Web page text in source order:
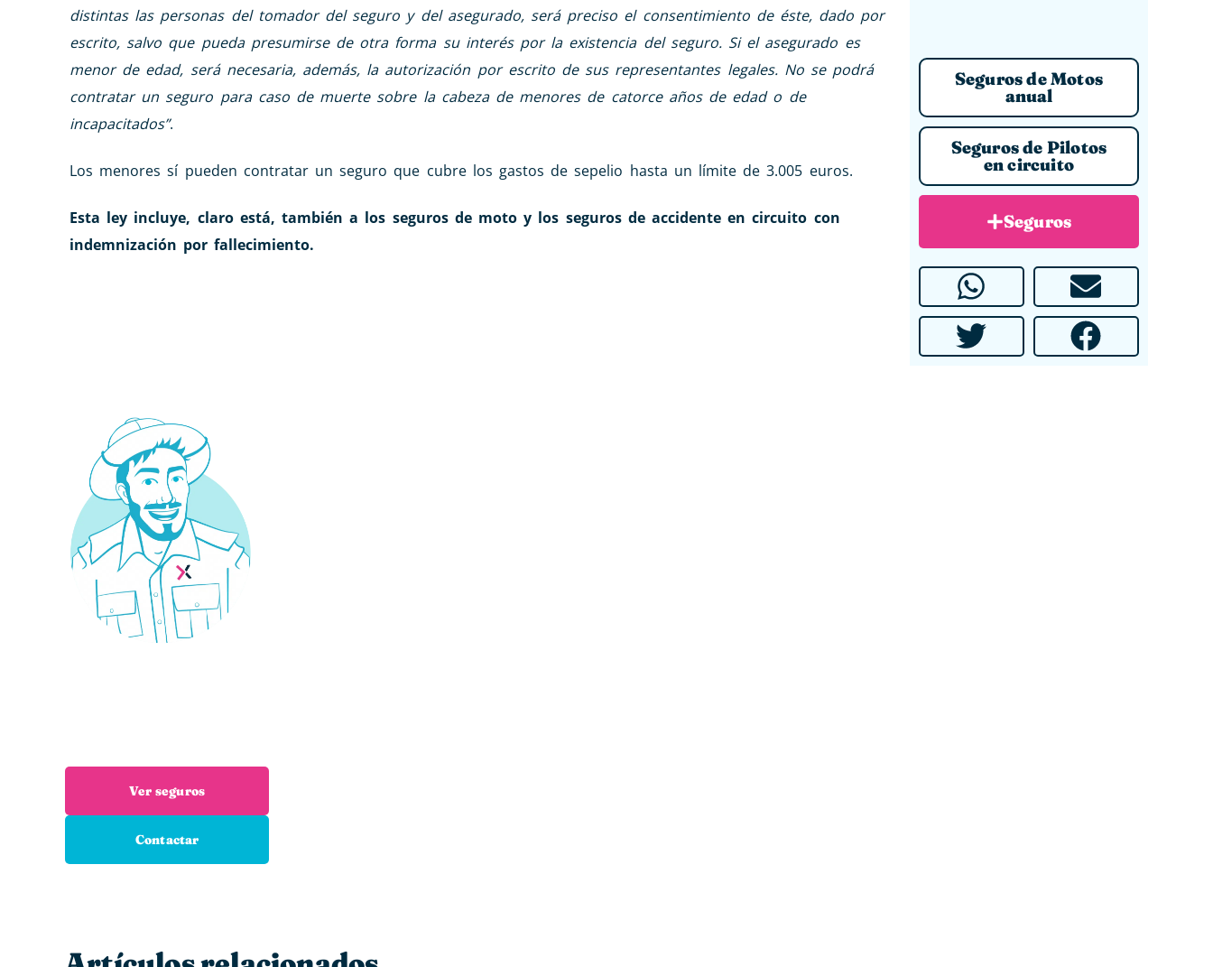
distintas las personas del tomador del seguro y del asegurado, será preciso el consentimiento de éste, dado por
escrito, salvo que pueda presumirse de otra forma su interés por la existencia del seguro. Si el asegurado es
menor de edad, será necesaria, además, la autorización por escrito de sus representantes legales. No se podrá
contratar un seguro para caso de muerte sobre la cabeza de menores de catorce años de edad o de
incapacitados”.
Los menores sí pueden contratar un seguro que cubre los gastos de sepelio hasta un límite de 3.005 euros.
Esta ley incluye, claro está, también a los seguros de moto y los seguros de accidente en circuito con
indemnización por fallecimiento.
Seguros de Motos
anual
Seguros de Pilotos
en circuito
Seguros
Ver seguros
Contactar